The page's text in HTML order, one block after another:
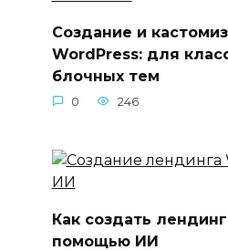
Создание и
WordPress: для
блочных тем
0 246
Как создать
помощью ИИ